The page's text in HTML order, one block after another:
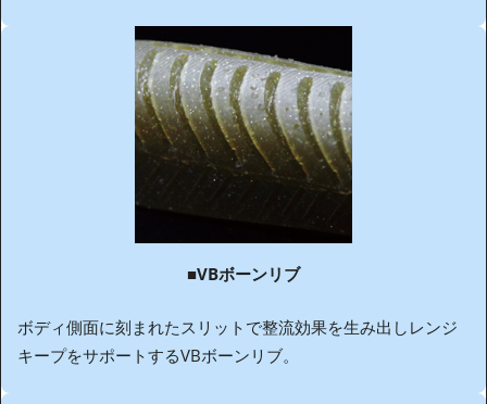
■VBボーンリブ
ボディ側面に刻まれたスリットで整流効果を生み出しレンジ
キープをサポートするVBボーンリブ。